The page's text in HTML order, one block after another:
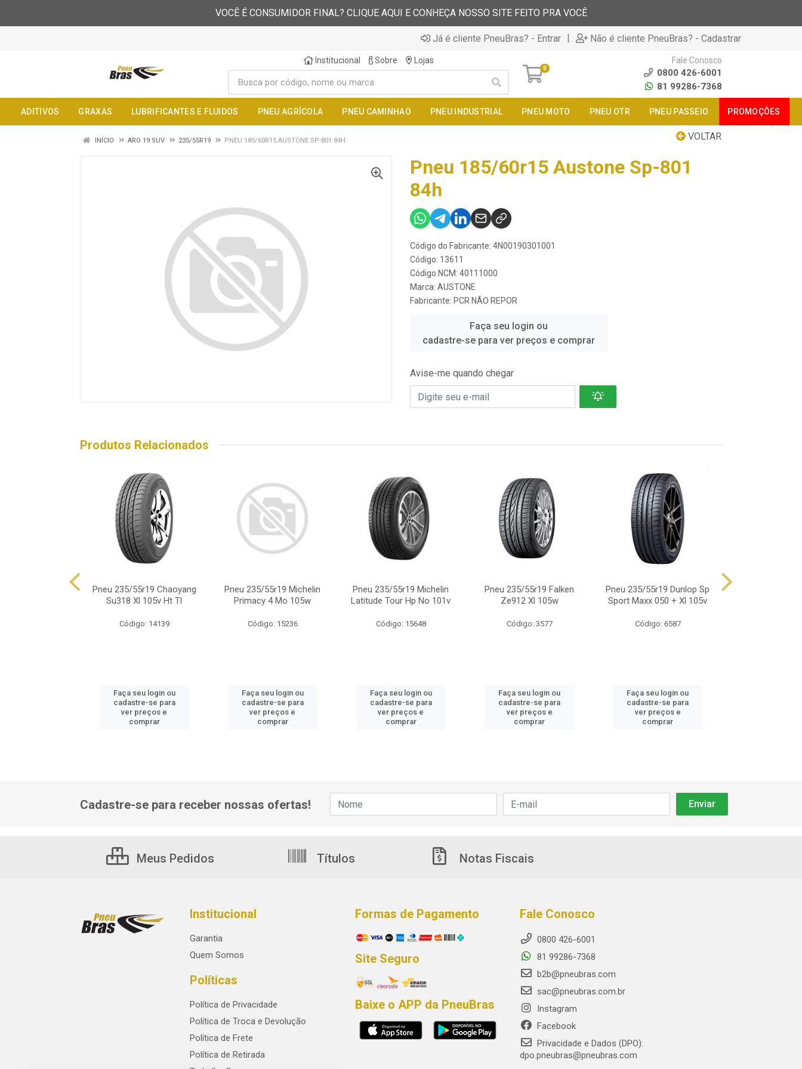
VOCÊ É CONSUMIDOR FINAL? CLIQUE AQUI E CONHEÇA NOSSO SITE FEITO PRA VOCÊ
Já é cliente PneuBras? - Entrar | Não é cliente PneuBras? - Cadastrar
Institucional Sobre Lojas
0
Fale Conosco
0800 426-6001
81 99286-7368
ADITIVOS GRAXAS LUBRIFICANTES E FLUIDOS PNEU AGRÍCOLA PNEU CAMINHAO PNEU INDUSTRIAL PNEU MOTO PNEU OTR PNEU PASSEIO PROMOÇÕES
VOLTAR
INÍCIO ARO 19 SUV 235/55R19 PNEU 185/60R15 AUSTONE SP-801 84H
Pneu 185/60r15 Austone Sp-801
84h
Código do Fabricante: 4N00190301001
Código: 13611
Código NCM: 40111000
Marca: AUSTONE
Fabricante: PCR NÃO REPOR
Faça seu login ou
cadastre-se para ver preços e comprar
Avise-me quando chegar
Produtos Relacionados
Pneu 235/55r19 Chaoyang
Su318 Xl 105v Ht Tl
Código: 14139
Faça seu login ou
cadastre-se para
ver preços e
comprar
Pneu 235/55r19 Michelin
Primacy 4 Mo 105w
Código: 15236
Faça seu login ou
cadastre-se para
ver preços e
comprar
Pneu 235/55r19 Michelin
Latitude Tour Hp No 101v
Código: 15648
Faça seu login ou
cadastre-se para
ver preços e
comprar
Pneu 235/55r19 Falken
Ze912 Xl 105w
Código: 3577
Faça seu login ou
cadastre-se para
ver preços e
comprar
Pneu 235/55r19 Dunlop Sp
Sport Maxx 050 + Xl 105v
Código: 6587
Faça seu login ou
cadastre-se para
ver preços e
comprar
Cadastre-se para receber nossas ofertas!
Meus Pedidos Títulos Notas Fiscais
Institucional
Garantia
Quem Somos
Políticas
Política de Privacidade
Política de Troca e Devolução
Política de Frete
Política de Retirada
Formas de Pagamento
Site Seguro
Baixe o APP da PneuBras
Fale Conosco
0800 426-6001
81 99286-7368
b2b@pneubras.com
sac@pneubras.com.br
Instagram
Facebook
Privacidade e Dados (DPO):
dpo.pneubras@pneubras.com